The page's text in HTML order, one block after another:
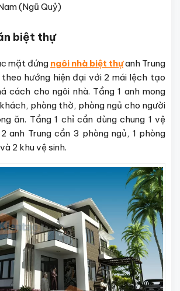
(Ngũ Quỷ)
biệt thự
mặt đứng ngôi nhà biệt thựanh Trung
theo hướng hiện đại với 2 mái lệch tạo
cách cho ngôi nhà. Tầng 1 anh mong
phòng thờ, phòng ngủ cho người
ăn. Tầng 1 chỉ cần dùng chung 1 vệ
anh Trung cần 3 phòng ngủ, 1 phòng
2 khu vệ sinh.